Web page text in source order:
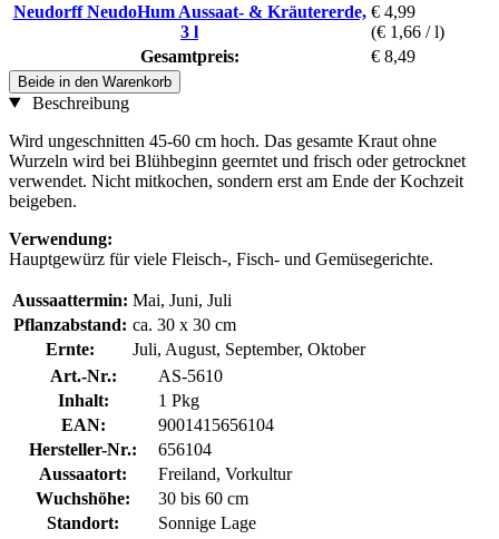
Neudorff NeudoHum Aussaat- & Kräutererde,
3 l
€ 4,99
(€ 1,66 / l)
Gesamtpreis:
€ 8,49
Beide in den Warenkorb
Beschreibung
Wird ungeschnitten 45-60 cm hoch. Das gesamte Kraut ohne
Wurzeln wird bei Blühbeginn geerntet und frisch oder getrocknet
verwendet. Nicht mitkochen, sondern erst am Ende der Kochzeit
beigeben.
Verwendung:
Hauptgewürz für viele Fleisch-, Fisch- und Gemüsegerichte.
Aussaattermin: Mai, Juni, Juli
Pflanzabstand: ca. 30 x 30 cm
Ernte:
Juli, August, September, Oktober
Art.-Nr.:
AS-5610
Inhalt:
1 Pkg
EAN:
9001415656104
Hersteller-Nr.:
656104
Aussaatort:
Freiland, Vorkultur
Wuchshöhe:
30 bis 60 cm
Standort:
Sonnige Lage